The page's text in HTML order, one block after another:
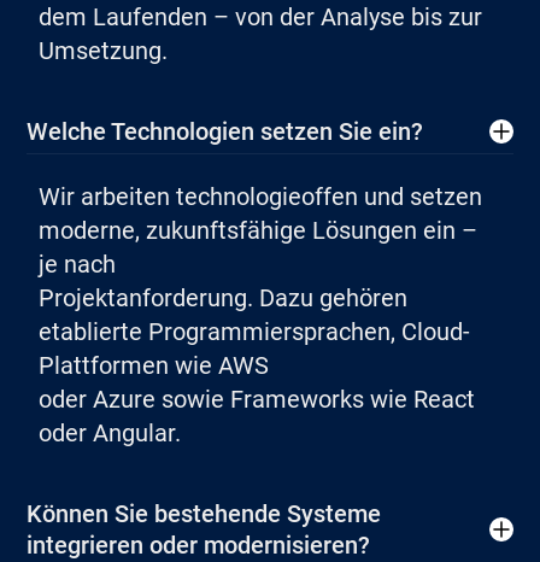
dem Laufenden – von der Analyse bis zur
Umsetzung.
Welche Technologien setzen Sie ein?
Wir arbeiten technologieoffen und setzen
moderne, zukunftsfähige Lösungen ein –
je nach
Projektanforderung. Dazu gehören
etablierte Programmiersprachen, Cloud-
Plattformen wie AWS
oder Azure sowie Frameworks wie React
oder Angular.
Können Sie bestehende Systeme
integrieren oder modernisieren?